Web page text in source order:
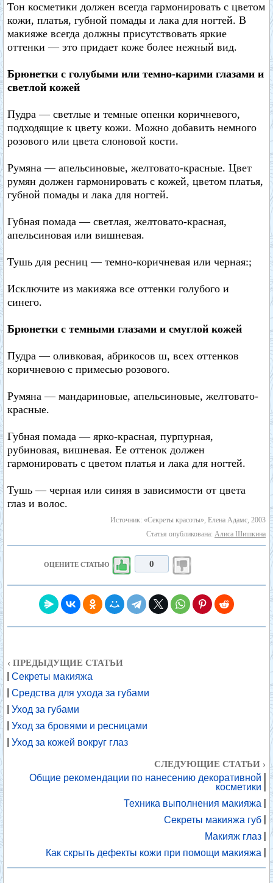
Тон косметики должен всегда гармонировать с цветом
кожи, платья, губной помады и лака для ногтей. В
макияже всегда должны присутствовать яркие
оттенки — это придает коже более нежный вид.
Брюнетки с голубыми или темно-карими глазами и
светлой кожей
Пудра — светлые и темные опенки коричневого,
подходящие к цвету кожи. Можно добавить немного
розового или цвета слоновой кости.
Румяна — апельсиновые, желтовато-красные. Цвет
румян должен гармонировать с кожей, цветом платья,
губной помады и лака для ногтей.
Губная помада — светлая, желтовато-красная,
апельсиновая или вишневая.
Тушь для ресниц — темно-коричневая или черная:;
Исключите из макияжа все оттенки голубого и
синего.
Брюнетки с темными глазами и смуглой кожей
Пудра — оливковая, абрикосов ш, всех оттенков
коричневою с примесью розового.
Румяна — мандариновые, апельсиновые, желтовато-
красные.
Губная помада — ярко-красная, пурпурная,
рубиновая, вишневая. Ее оттенок должен
гармонировать с цветом платья и лака для ногтей.
Тушь — черная или синяя в зависимости от цвета
глаз и волос.
Источник: «Секреты красоты», Елена Адамс, 2003
Статья опубликована: Алиса Шишкина
ОЦЕНИТЕ СТАТЬЮ 0
‹ ПРЕДЫДУЩИЕ СТАТЬИ
Секреты макияжа
Средства для ухода за губами
Уход за губами
Уход за бровями и ресницами
Уход за кожей вокруг глаз
СЛЕДУЮЩИЕ СТАТЬИ ›
Общие рекомендации по нанесению декоративной
косметики
Техника выполнения макияжа
Секреты макияжа губ
Макияж глаз
Как скрыть дефекты кожи при помощи макияжа